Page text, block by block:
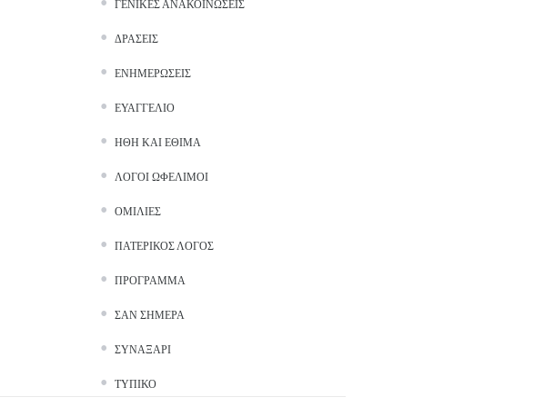
ΓΕΝΙΚΈΣ ΑΝΑΚΟΙΝΏΣΕΙΣ
ΔΡΆΣΕΙΣ
ΕΝΗΜΕΡΏΣΕΙΣ
ΕΥΑΓΓΈΛΙΟ
ΉΘΗ ΚΑΙ ΈΘΙΜΑ
ΛΌΓΟΙ ΩΦΈΛΙΜΟΙ
ΟΜΙΛΊΕΣ
ΠΑΤΕΡΙΚΌΣ ΛΌΓΟΣ
ΠΡΌΓΡΑΜΜΑ
ΣΑΝ ΣΉΜΕΡΑ
ΣΥΝΑΞΆΡΙ
ΤΥΠΙΚΌ